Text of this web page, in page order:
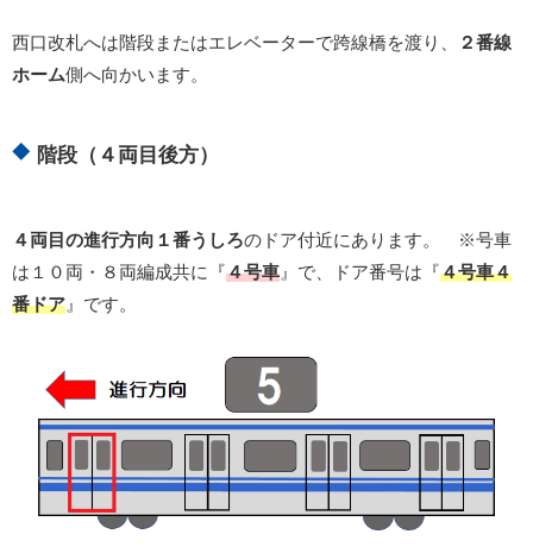
西口改札へは階段またはエレベーターで跨線橋を渡り、
２番線
ホーム側へ向かいます。
階段（４両目後方）
４両目の進行方向１番うしろのドア付近にあります。 ※号車
は１０両・８両編成共に『４号車 』で、ドア番号は『４号車４
番ドア 』です。